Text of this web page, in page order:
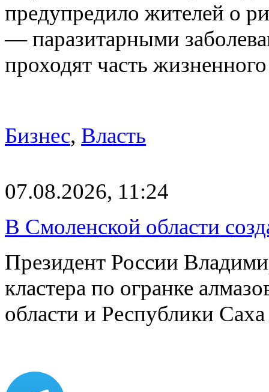
предупредило жителей о
— паразитарными
проходят часть
Бизнес, Власть
07.08.2026, 11:24
В Смоленской области
Президент России
кластера по огранке
области и Республики